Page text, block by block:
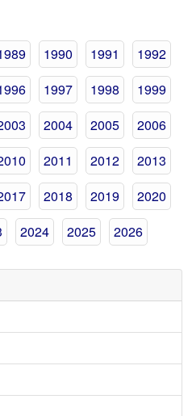
1990 1991
1992
1997 1998
1999
2004 2005
2006
2011 2012
2013
2018 2019
2020
2024 2025 2026